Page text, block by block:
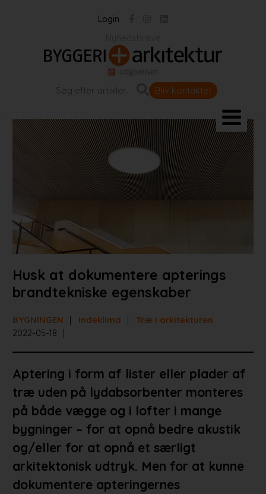
Login
Bliv kontaktet
Landskab og byrum
Bygningen
Partnere
Jobportal
Husk at dokumentere apterings
brandtekniske egenskaber
BYGNINGEN Indeklima
Træ i arkitekturen
2022-05-18
Aptering i form af lister eller plader af
træ uden på lydabsorbenter monteres
på både vægge og i lofter i mange
bygninger – for at opnå bedre akustik
og/eller for at opnå et særligt
arkitektonisk udtryk. Men for at kunne
dokumentere apteringernes